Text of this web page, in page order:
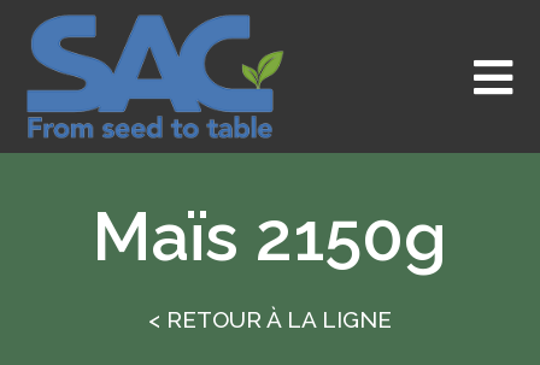
contenu
Maïs 2150g
< RETOUR À LA LIGNE